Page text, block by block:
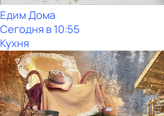
Едим Дома
Сегодня в 10:55
Кухня